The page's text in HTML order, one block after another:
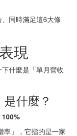
同時滿足這6大條
現
什麼是「單月營收
什麼？
100%
率」，它指的是一家